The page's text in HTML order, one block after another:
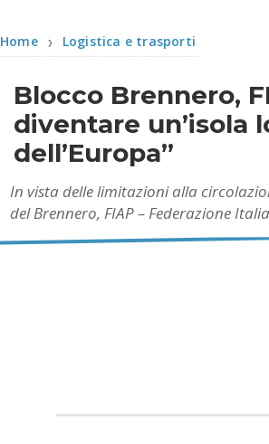
Home ❯ Logistica e trasporti
Blocco Brennero,
diventare un’isola
dell’Europa”
In vista delle limitazioni alla
del Brennero, FIAP – Federazione